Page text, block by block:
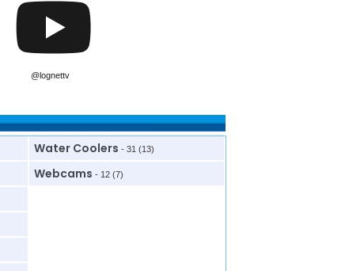
@lognettv
Water Coolers - 31 (13)
Webcams - 12 (7)